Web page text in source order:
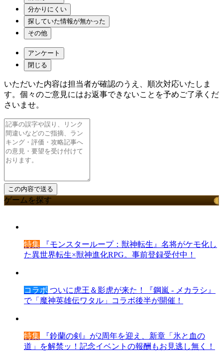
分かりにくい
探していた情報が無かった
その他
アンケート
閉じる
いただいた内容は担当者が確認のうえ、順次対応いたしま
す。個々のご意見にはお返事できないことを予めご了承くだ
さいませ。
ゲームを探す
特集 『モンスターループ：獣神転生』名将がケモ化し
た異世界転生×獣神進化RPG。事前登録受付中！
コラボ ついに虎王＆影虎が来た！『鋼嵐 - メカラシ』
で「魔神英雄伝ワタル」コラボ後半が開催！
特集 『鈴蘭の剣』が2周年を迎え、新章「氷と血の
道」を解禁ッ！記念イベントの報酬もお見逃し無く！